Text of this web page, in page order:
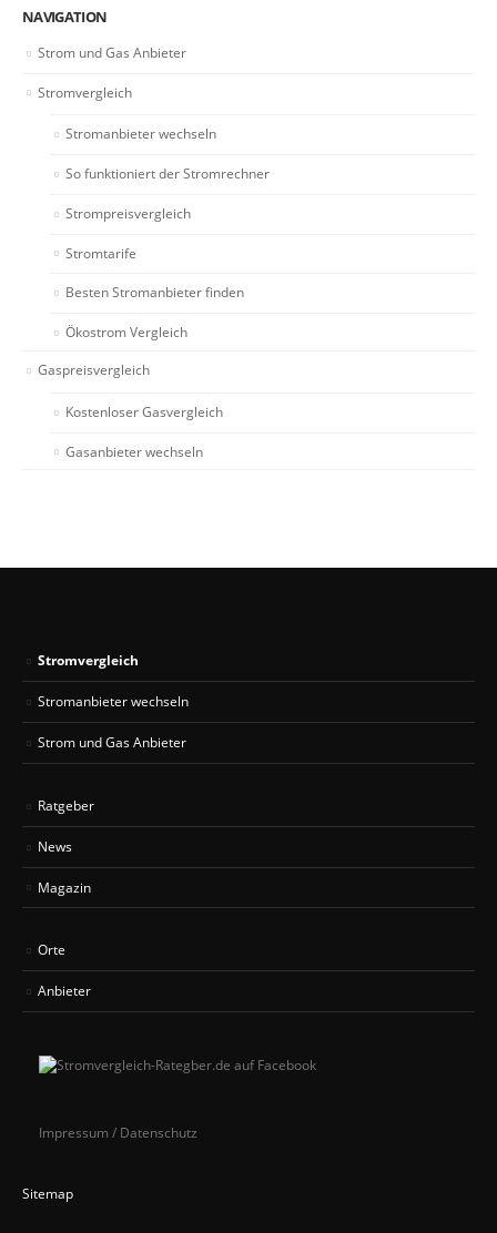
NAVIGATION
Strom und Gas Anbieter
Stromvergleich
Stromanbieter wechseln
So funktioniert der Stromrechner
Strompreisvergleich
Stromtarife
Besten Stromanbieter finden
Ökostrom Vergleich
Gaspreisvergleich
Kostenloser Gasvergleich
Gasanbieter wechseln
Stromvergleich
Stromanbieter wechseln
Strom und Gas Anbieter
Ratgeber
News
Magazin
Orte
Anbieter
Impressum / Datenschutz
Sitemap